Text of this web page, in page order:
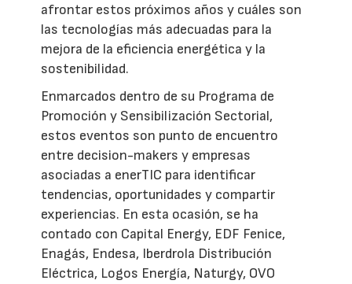
afrontar estos próximos años y cuáles son
las tecnologías más adecuadas para la
mejora de la eficiencia energética y la
sostenibilidad.
Enmarcados dentro de su Programa de
Promoción y Sensibilización Sectorial,
estos eventos son punto de encuentro
entre decision-makers y empresas
asociadas a enerTIC para identificar
tendencias, oportunidades y compartir
experiencias. En esta ocasión, se ha
contado con Capital Energy, EDF Fenice,
Enagás, Endesa, Iberdrola Distribución
Eléctrica, Logos Energía, Naturgy, OVO